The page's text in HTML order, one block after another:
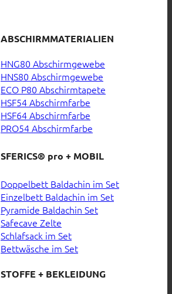
ABSCHIRMMATERIALIEN
HNG80 Abschirmgewebe
HNS80 Abschirmgewebe
ECO P80 Abschirmtapete
HSF54 Abschirmfarbe
HSF64 Abschirmfarbe
PRO54 Abschirmfarbe
SFERICS® pro + MOBIL
Doppelbett Baldachin im Set
Einzelbett Baldachin im Set
Pyramide Baldachin Set
Safecave Zelte
Schlafsack im Set
Bettwäsche im Set
STOFFE + BEKLEIDUNG